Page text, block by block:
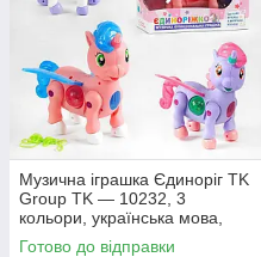
Музична іграшка Єдиноріг TK
Group TK — 10232, 3
кольори, українська мова,
звук, підсвітка
Готово до відправки